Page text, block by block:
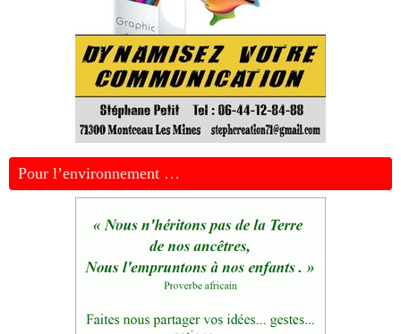
Pour l’environnement …